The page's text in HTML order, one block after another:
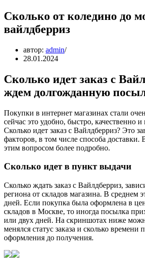
Сколько от коледино до
вайлдберриз
автор: admin
28.01.2024
Сколько идет заказ с
ждем долгожданную
Покупки в интернет магазинах стали
сейчас это удобно, быстро, качественно
Сколько идет заказ с Вайлдберриз? Это
факторов, в том числе способа доставки.
этим вопросом более подробно.
Сколько идет в пункт выдачи
Сколько ждать заказ с Вайлдберриз,
региона от складов магазина. В среднем
дней. Если покупка была оформлена в
складов в Москве, то иногда посылка
или двух дней. На скриншотах ниже
менялся статус заказа и сколько
оформления до получения.